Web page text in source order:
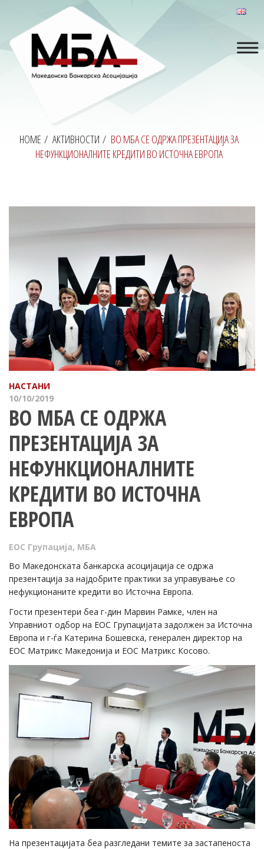
HOME / АКТИВНОСТИ / ВО МБА СЕ ОДРЖА ПРЕЗЕНТАЦИЈА ЗА
НЕФУНКЦИОНАЛНИТЕ КРЕДИТИ ВО ИСТОЧНА ЕВРОПА
НАСТАНИ
10/10/2019
ВО МБА СЕ ОДРЖА
ПРЕЗЕНТАЦИЈА ЗА
НЕФУНКЦИОНАЛНИТЕ
КРЕДИТИ ВО ИСТОЧНА
ЕВРОПА
ЕОС Групација, МБА
Во Македонската банкарска асоцијација се одржа
презентација за најдобрите практики за управување со
нефукционаните кредити во Источна Европа.
Гости презентери беа г-дин Марвин Рамке, член на
Управниот одбор на ЕОС Групацијата задолжен за Источна
Европа и г-ѓа Катерина Бошевска, генерален директор на
ЕОС Матрикс Македонија и ЕОС Матрикс Косово.
На презентацијата беа разгледани темите за застапеноста